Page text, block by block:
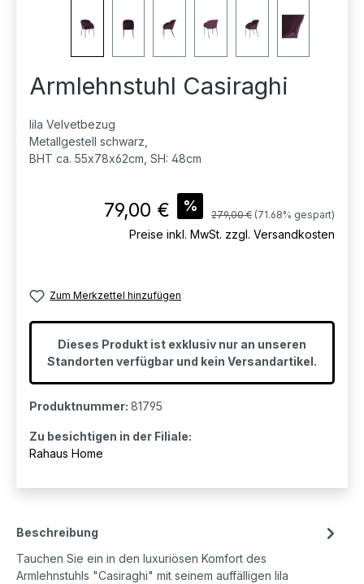
Armlehnstuhl Casiraghi
lila Velvetbezug
Metallgestell schwarz,
BHT ca. 55x78x62cm, SH: 48cm
Verkaufspreis:
79,00 € % Regulärer Preis:
279,00 € (71.68% gespart)
Preise inkl. MwSt. zzgl. Versandkosten
Zum Merkzettel hinzufügen
Dieses Produkt ist exklusiv nur an unseren
Standorten verfügbar und kein Versandartikel.
Produktnummer: 81795
Zu besichtigen in der Filiale:
Rahaus Home
Beschreibung
Tauchen Sie ein in den luxuriösen Komfort des
Armlehnstuhls "Casiraghi" mit seinem auffälligen lila